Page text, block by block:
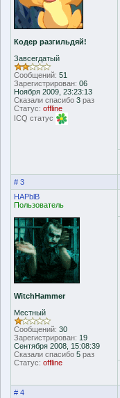
Кодер разгильдяй!
Завсегдатый
Сообщений: 51
Зарегистрирован: 06
Ноября 2009, 23:23:13
Сказали спасибо 3 раз
Статус: offline
ICQ статус
# 3
HAPblB
Пользователь
WitchHammer
Местный
Сообщений: 30
Зарегистрирован: 19
Сентября 2008, 15:08:39
Сказали спасибо 5 раз
Статус: offline
# 4